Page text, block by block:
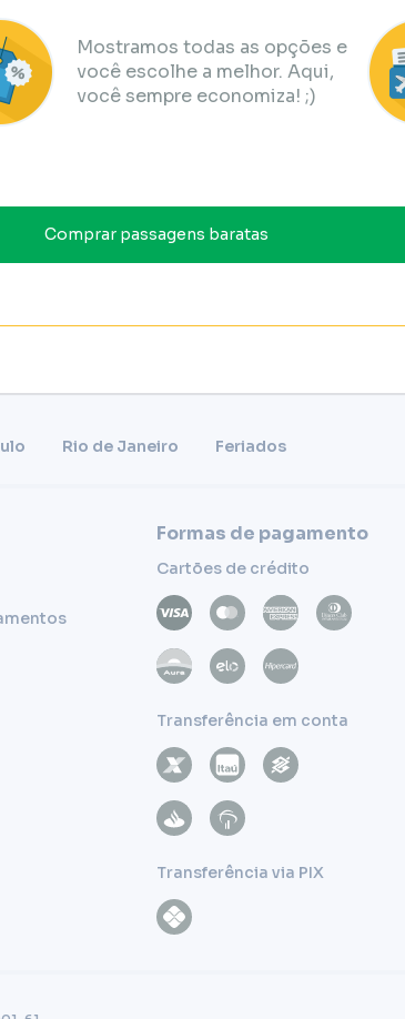
Mostramos todas as opções e
você escolhe a melhor. Aqui,
você sempre economiza! ;)
Comprar passagens baratas
Rio de Janeiro Feriados
Formas de pagamento
Cartões de crédito
Transferência em conta
Transferência via PIX